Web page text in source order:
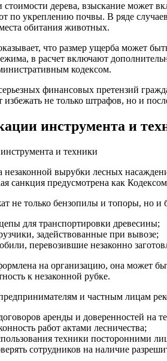
дерева, взыскание может
по укреплению почвы. В ряде
обитания животных.
что размер ущерба может
в расчет включают
кодексом.
финансовых претензий
избежать не только штрафов, но и
инструмента и
вырубки лесных
санкция предусмотрена как
не только бензопилы и топоры, но и
для транспортировки древесины;
задействованные при вывозе;
перевозившие незаконно
на организацию, она может
к незаконной рубке.
и частным лицам
аренды и доверенностей на
работ актами лесничества;
техники посторонними
сотрудников на наличие